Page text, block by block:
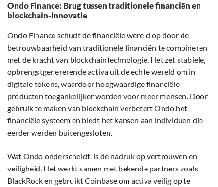
Ondo Finance: Brug tussen traditionele financiën en
blockchain-innovatie
Ondo Finance schudt de financiële wereld op door de
betrouwbaarheid van traditionele financiën te combineren
met de kracht van blockchaintechnologie. Het zet stabiele,
opbrengstgenererende activa uit de echte wereld om in
digitale tokens, waardoor hoogwaardige financiële
producten toegankelijker worden voor meer mensen. Door
gebruik te maken van blockchain verbetert Ondo het
financiële systeem en biedt het kansen aan individuen die
eerder werden buitengesloten.
Wat Ondo onderscheidt, is de nadruk op vertrouwen en
veiligheid. Het werkt samen met bekende partners zoals
BlackRock en gebruikt Coinbase om activa veilig op te